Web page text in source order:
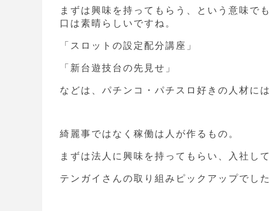
まずは興味を持ってもらう、という意味で
口は素晴らしいですね。
「スロットの設定配分講座」
「新台遊技台の先見せ」
などは、パチンコ・パチスロ好きの人材に
綺麗事ではなく稼働は人が作るもの。
まずは法人に興味を持ってもらい、入社し
テンガイさんの取り組みピックアップでした